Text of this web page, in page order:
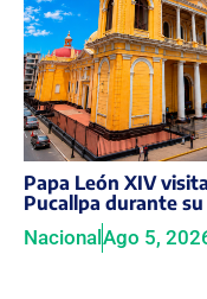
Papa León XIV
Pucallpa durante
Nacional Ago 5,